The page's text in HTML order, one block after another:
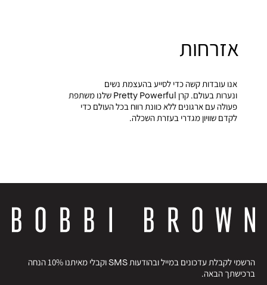
אזרחות
אנו עובדות קשה כדי לסייע בהעצמת נשים
ונערות בעולם. קרן Pretty Powerful שלנו משתפת
פעולה עם ארגונים ללא כוונת רווח בכל העולם כדי
לקדם שוויון מגדרי בעזרת השכלה.
הרשמי לקבלת עדכונים במייל ובהודעות SMS וקבלי מאיתנו 10% הנחה
ברכישתך הבאה.